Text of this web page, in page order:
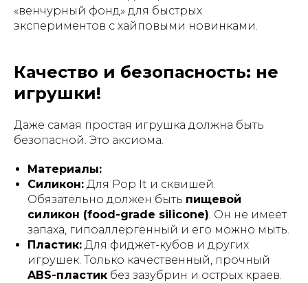
«венчурный фонд» для быстрых
экспериментов с хайповыми новинками.
Качество и безопасность: не
игрушки!
Даже самая простая игрушка должна быть
безопасной. Это аксиома.
Материалы:
Силикон: Для Pop It и сквишей.
Обязательно должен быть пищевой
силикон (food-grade silicone). Он не имеет
запаха, гипоаллергенный и его можно мыть.
Пластик: Для фиджет-кубов и других
игрушек. Только качественный, прочный
ABS-пластик без зазубрин и острых краев.